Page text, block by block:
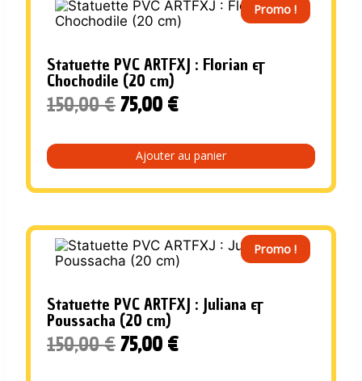
Promo !
Statuette PVC ARTFXJ : Florian &
Chochodile (20 cm)
150,00€Le
prix
initial
était :
150,00 €.
75,00 €Le
actuel
est :
75,00 €.
Ajouter au panier
Promo !
Statuette PVC ARTFXJ : Juliana &
Poussacha (20 cm)
150,00€Le
prix
75,00 €Le